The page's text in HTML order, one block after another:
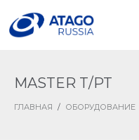
MASTER T/PT
ГЛАВНАЯ / ОБОРУДОВАНИЕ